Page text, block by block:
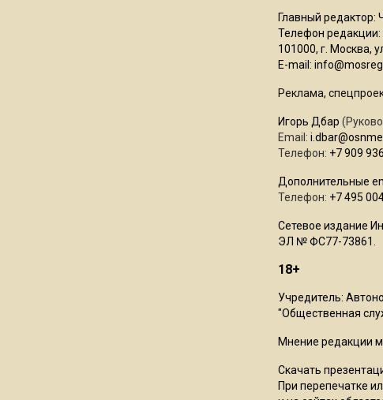
Главный редактор:
Телефон редакции:
101000, г. Москва,
E-mail:
Реклама,
Игорь Дбар
Email:
Телефон: +7 909
Дополнительные
Телефон: +7 495
Сетевое издание
ЭЛ № ФС77-73861.
18+
Учредитель:
"Общественная
Мнение редакции
Скачать
При перепечатке